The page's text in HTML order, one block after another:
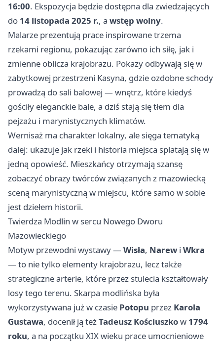
16:00. Ekspozycja będzie dostępna dla zwiedzających
do 14 listopada 2025 r., a wstęp wolny.
Malarze prezentują prace inspirowane trzema
rzekami regionu, pokazując zarówno ich siłę, jak i
zmienne oblicza krajobrazu. Pokazy odbywają się w
zabytkowej przestrzeni Kasyna, gdzie ozdobne schody
prowadzą do sali balowej — wnętrz, które kiedyś
gościły eleganckie bale, a dziś stają się tłem dla
pejzażu i marynistycznych klimatów.
Wernisaż ma charakter lokalny, ale sięga tematyką
dalej: ukazuje jak rzeki i historia miejsca splatają się w
jedną opowieść. Mieszkańcy otrzymają szansę
zobaczyć obrazy twórców związanych z mazowiecką
sceną marynistyczną w miejscu, które samo w sobie
jest dziełem historii.
Twierdza Modlin w sercu Nowego Dworu
Mazowieckiego
Motyw przewodni wystawy — Wisła, Narew i Wkra
— to nie tylko elementy krajobrazu, lecz także
strategiczne arterie, które przez stulecia kształtowały
losy tego terenu. Skarpa modlińska była
wykorzystywana już w czasie Potopu przez Karola
Gustawa, docenił ją teżTadeusz Kościuszkow 1794
roku, a na początku XIX wieku prace umocnieniowe